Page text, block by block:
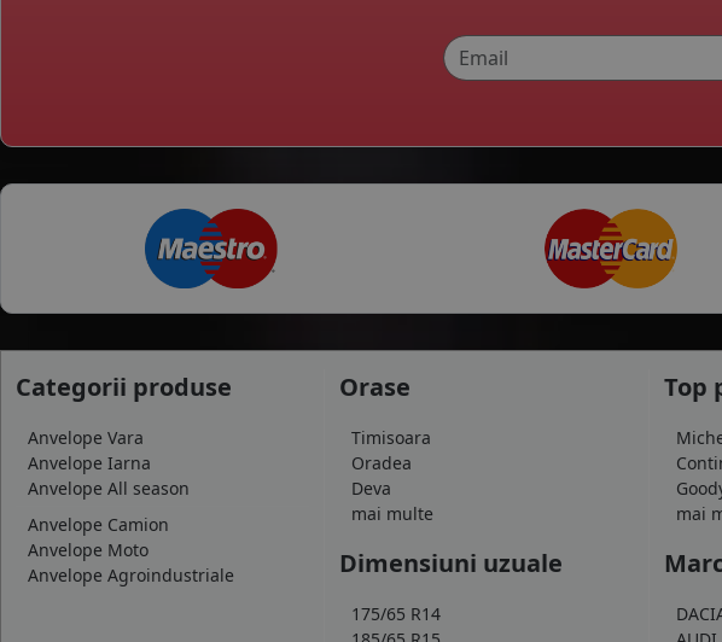
Categorii produse
Anvelope Vara
Anvelope Iarna
Anvelope All season
Anvelope Camion
Anvelope Moto
Anvelope Agroindustriale
Orase
Timisoara
Oradea
Deva
mai multe
Dimensiuni uzuale
175/65 R14
Top
mai